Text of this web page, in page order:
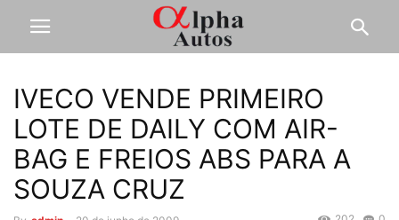
IVECO VENDE PRIMEIRO
LOTE DE DAILY COM AIR-
BAG E FREIOS ABS PARA A
SOUZA CRUZ